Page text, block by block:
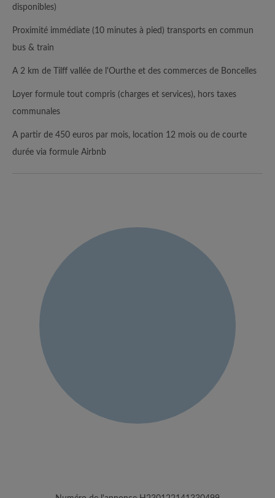
disponibles)
Proximité immédiate (10 minutes à pied) transports en commun
bus & train
A 2 km de Tilff vallée de l'Ourthe et des commerces de Boncelles
Loyer formule tout compris (charges et services), hors taxes
communales
A partir de 450 euros par mois, location 12 mois ou de courte
durée via formule Airbnb